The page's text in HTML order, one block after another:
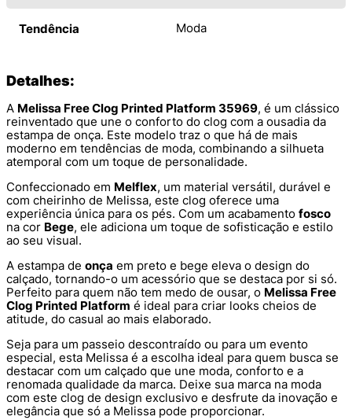
Tendência Moda
Detalhes:
A Melissa Free Clog Printed Platform 35969, é um clássico
reinventado que une o conforto do clog com a ousadia da
estampa de onça. Este modelo traz o que há de mais
moderno em tendências de moda, combinando a silhueta
atemporal com um toque de personalidade.
Confeccionado em Melflex, um material versátil, durável e
com cheirinho de Melissa, este clog oferece uma
experiência única para os pés. Com um acabamento fosco
na cor Bege, ele adiciona um toque de sofisticação e estilo
ao seu visual.
A estampa de onça em preto e bege eleva o design do
calçado, tornando-o um acessório que se destaca por si só.
Perfeito para quem não tem medo de ousar, o Melissa Free
Clog Printed Platform é ideal para criar looks cheios de
atitude, do casual ao mais elaborado.
Seja para um passeio descontraído ou para um evento
especial, esta Melissa é a escolha ideal para quem busca se
destacar com um calçado que une moda, conforto e a
renomada qualidade da marca. Deixe sua marca na moda
com este clog de design exclusivo e desfrute da inovação e
elegância que só a Melissa pode proporcionar.